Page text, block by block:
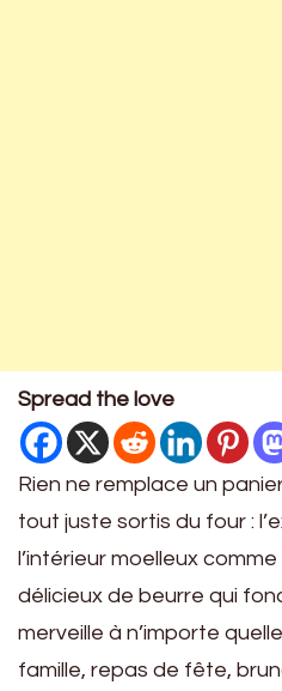
Spread the love
Rien ne remplace un
tout juste sortis du four :
l’intérieur moelleux
délicieux de beurre qui
merveille à n’importe
famille, repas de fête,